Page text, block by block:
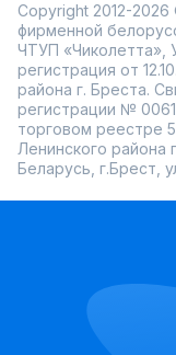
Copyright 2012-2026
фирменной
ЧТУП «Чиколетта»,
регистрация от
района г. Бреста.
регистрации №
торговом реестре
Ленинского района
Беларусь, г.Брест,